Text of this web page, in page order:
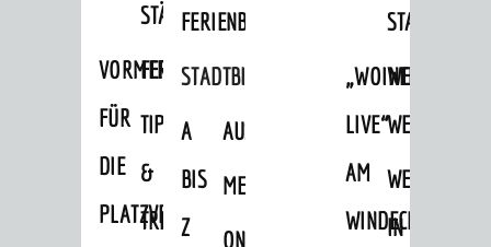
STÄRKEN"
VORMERKVERFAHREN
FÜR
DIE
PLATZVERGABE
FERIENANGEBOTE
TIPPS
&
TREFFS
FERIENBETREUUNG
STADTBIBLIOTHEK
A
BIS
Z
AUSLEIHE
MEDIENANGEBOTE
ONLINE-
STADTTEILEN
„WOINEM
LIVE“
AM
WINDECKPLATZ
WEINHEIMER
IN